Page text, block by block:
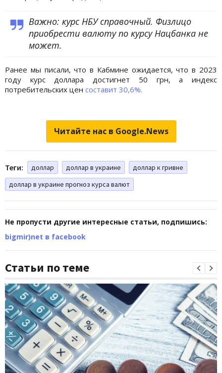
Важно: курс НБУ справочный. Физлицо
приобрести валюту по курсу Нацбанка не
может.
Ранее мы писали, что в Кабмине ожидается, что в 2023
году курс доллара достигнет 50 грн, а индекс
потребительских цен составит 30,6%.
Читайте нас в Google.News
Теги: доллар доллар в украине
доллар к гривне
доллар в украине прогноз курса валют
Не пропусти другие интересные статьи, подпишись:
bigmir)net в facebook
Статьи по теме